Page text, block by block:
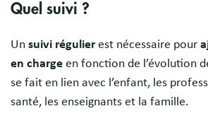
Quel suivi ?
Un suivi régulierest nécessaire pour
en charge en fonction de l’évolution
se fait en lien avec l’enfant, les
santé, les enseignants et la famille.